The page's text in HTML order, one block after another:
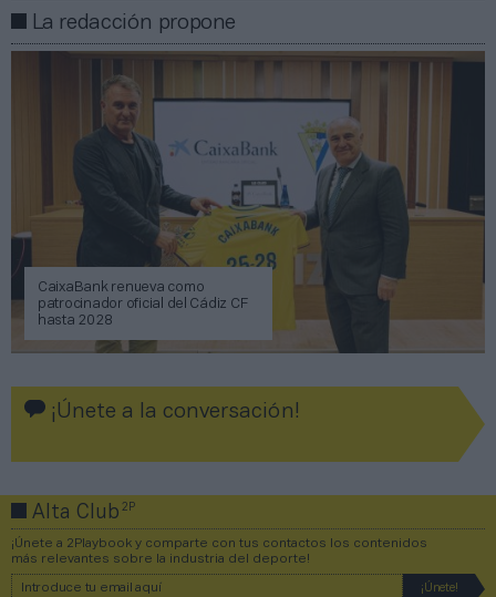
La redacción propone
CaixaBank renueva como
patrocinador oficial del Cádiz CF
hasta 2028
¡Únete a la conversación!
Alta Club2P
¡Únete a 2Playbook y comparte con tus contactos los contenidos
más relevantes sobre la industria del deporte!